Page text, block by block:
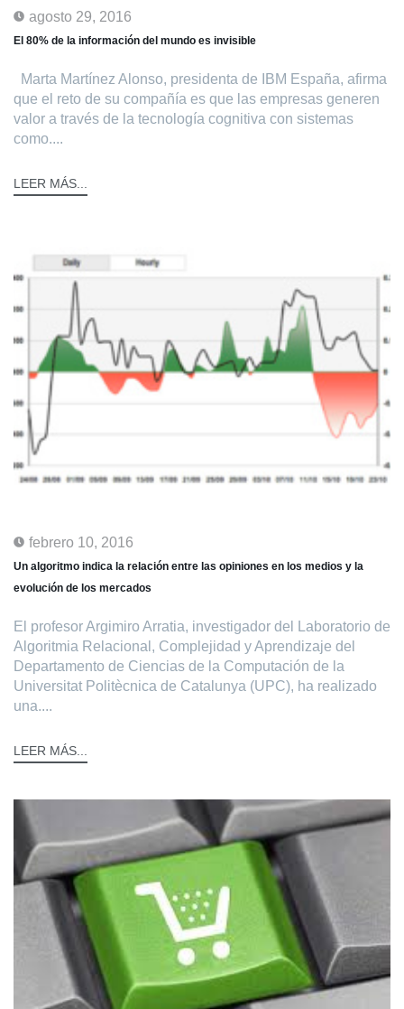
agosto 29, 2016
El 80% de la información del mundo es invisible
Marta Martínez Alonso, presidenta de IBM España, afirma
que el reto de su compañía es que las empresas generen
valor a través de la tecnología cognitiva con sistemas
como....
LEER MÁS...
febrero 10, 2016
Un algoritmo indica la relación entre las opiniones en los medios y la
evolución de los mercados
El profesor Argimiro Arratia, investigador del Laboratorio de
Algoritmia Relacional, Complejidad y Aprendizaje del
Departamento de Ciencias de la Computación de la
Universitat Politècnica de Catalunya (UPC), ha realizado
una....
LEER MÁS...